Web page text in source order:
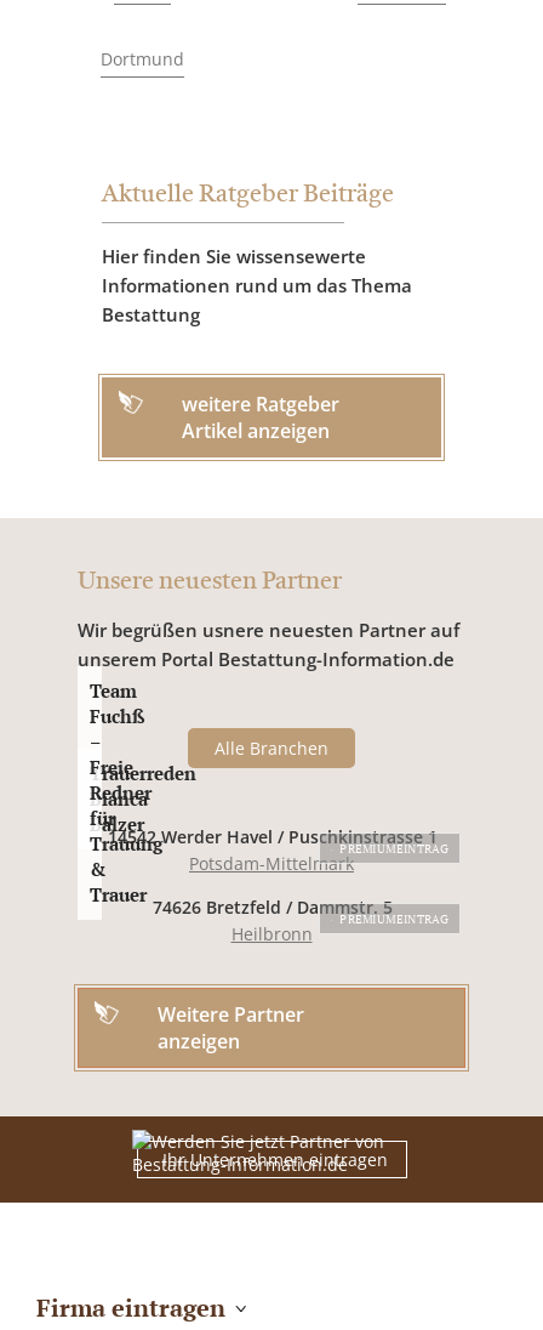
Dortmund
Aktuelle Ratgeber Beiträge
Hier finden Sie wissensewerte
Informationen rund um das Thema
Bestattung
weitere Ratgeber
Artikel anzeigen
Unsere neuesten Partner
Wir begrüßen usnere neuesten Partner auf
unserem Portal Bestattung-Information.de
Alle Branchen
PREMIUMEINTRAG
Trauerreden
Bianca
Balzer
14542 Werder Havel / Puschkinstrasse 1
Potsdam-Mittelmark
PREMIUMEINTRAG
Team
Fuchß
–
Freie
Redner
für
Trauung
&
Trauer
74626 Bretzfeld / Dammstr. 5
Heilbronn
Weitere Partner
anzeigen
Ihr Unternehmen eintragen
Firma eintragen